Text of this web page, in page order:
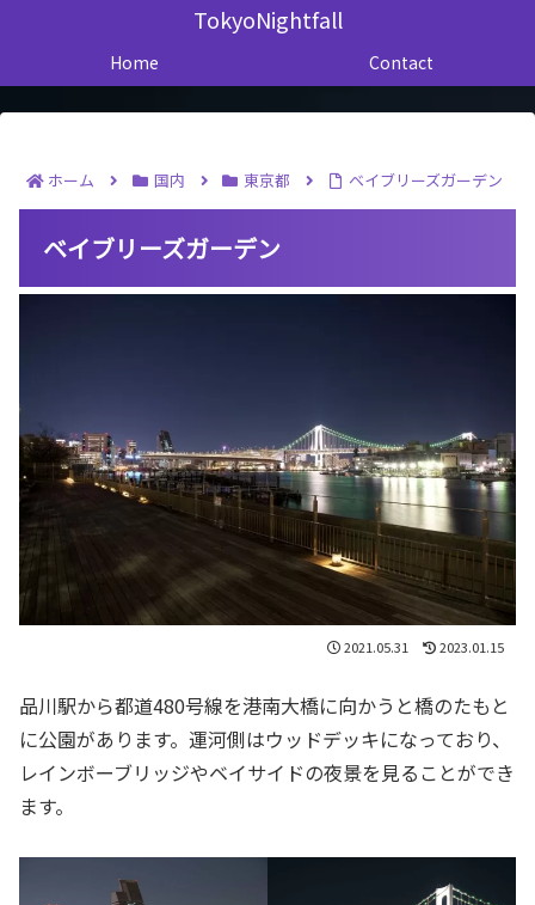
TokyoNightfall
Home Contact
ホーム 国内 東京都 ベイブリーズガーデン
ベイブリーズガーデン
2021.05.31 2023.01.15
品川駅から都道480号線を港南大橋に向かうと橋のたもと
に公園があります。運河側はウッドデッキになっており、
レインボーブリッジやベイサイドの夜景を見ることができ
ます。